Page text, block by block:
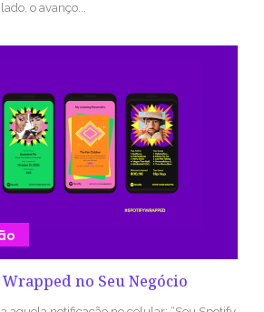
o avanço...
no Seu Negócio